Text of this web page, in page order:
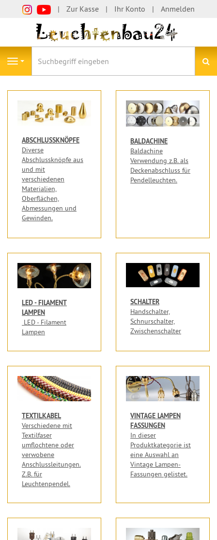
Zur Kasse Ihr Konto Anmelden
Navigation
ABSCHLUSSKNÖPFE
Diverse
Abschlussknöpfe aus
und mit
verschiedenen
Materialien,
Oberflächen,
Abmessungen und
Gewinden.
BALDACHINE
Baldachine
Verwendung z.B. als
Deckenabschluss für
Pendelleuchten.
LED - FILAMENT
LAMPEN
LED - Filament
Lampen
SCHALTER
Handschalter,
Schnurschalter,
Zwischenschalter
TEXTILKABEL
Verschiedene mit
Textilfaser
umflochtene oder
verwobene
Anschlussleitungen.
Z.B. für
Leuchtenpendel.
VINTAGE LAMPEN
FASSUNGEN
In dieser
Produktkategorie ist
eine Auswahl an
Vintage Lampen-
Fassungen gelistet.